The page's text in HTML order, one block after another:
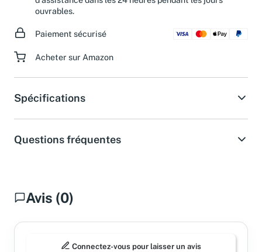
ouvrables.
Paiement sécurisé
Acheter sur Amazon
Spécifications
Questions fréquentes
Avis (0)
Connectez-vous pour laisser un avis